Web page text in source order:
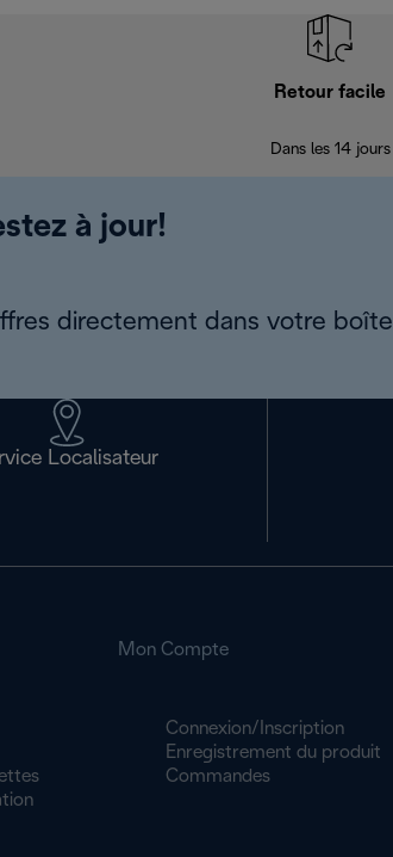
Retour facile
Dans les 14 jours
à jour!
directement dans votre boîte
Localisateur
Mon Compte
Connexion/Inscription
Enregistrement du produit
Commandes